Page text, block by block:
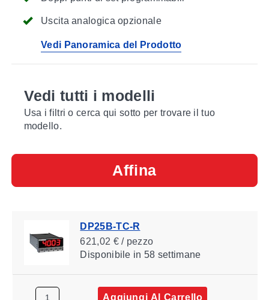
Uscita analogica opzionale
Vedi Panoramica del Prodotto
Vedi tutti i modelli
Usa i filtri o cerca qui sotto per trovare il tuo
modello.
Affina
DP25B-TC-R
621,02 € / pezzo
Disponibile in 58 settimane
Aggiungi Al Carrello